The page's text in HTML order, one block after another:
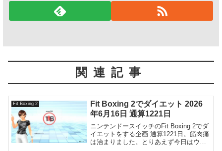
関連記事
Fit Boxing 2
Fit Boxing 2でダイエット 2026
年6月16日 通算1221日
ニンテンドースイッチのFit Boxing 2でダ
イエットをする企画 通算1221日。筋肉痛
は治まりました。とりあえず今日はウォ